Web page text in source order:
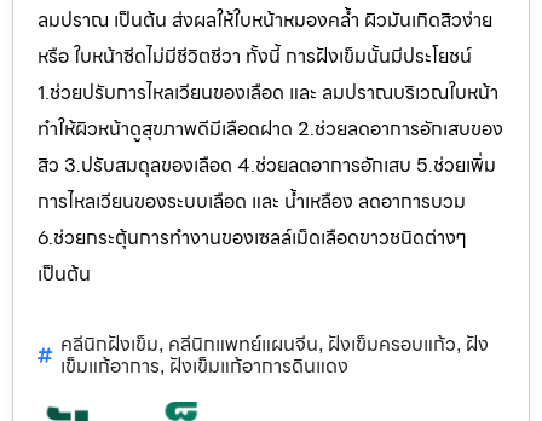
ลมปราณ เป็นต้น ส่งผลให้ใบหน้าหมองคล้ำ ผิวมันเกิดสิวง่าย
หรือ ใบหน้าซีดไม่มีชีวิตชีวา ทั้งนี้ การฝังเข็มนั้นมีประโยชน์
1.ช่วยปรับการไหลเวียนของเลือด และ ลมปราณบริเวณใบหน้า
ทำให้ผิวหน้าดูสุขภาพดีมีเลือดฝาด 2.ช่วยลดอาการอักเสบของ
สิว 3.ปรับสมดุลของเลือด 4.ช่วยลดอาการอักเสบ 5.ช่วยเพิ่ม
การไหลเวียนของระบบเลือด และ น้ำเหลือง ลดอาการบวม
6.ช่วยกระตุ้นการทำงานของเซลล์เม็ดเลือดขาวชนิดต่างๆ
เป็นต้น
คลีนิกฝังเข็ม, คลีนิกแพทย์แผนจีน, ฝังเข็มครอบแก้ว, ฝัง
เข็มแก้อาการ, ฝังเข็มแก้อาการดินแดง